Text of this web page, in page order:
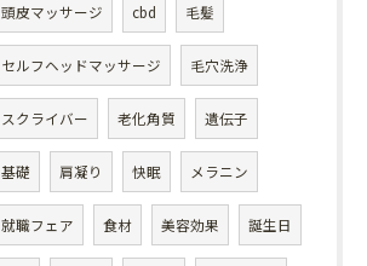
頭皮マッサージ cbd 毛髪
セルフヘッドマッサージ 毛穴洗浄
スクライバー 老化角質 遺伝子
基礎 肩凝り 快眠 メラニン
就職フェア 食材 美容効果 誕生日